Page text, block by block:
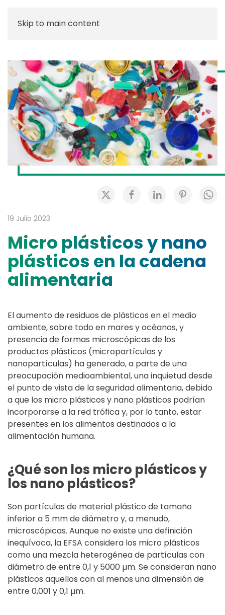
Skip to main content
19 Julio 2023
Micro plásticos y nano
plásticos en la cadena
alimentaria
El aumento de residuos de plásticos en el medio
ambiente, sobre todo en mares y océanos, y
presencia de formas microscópicas de los
productos plásticos (micropartículas y
nanopartículas) ha generado, a parte de una
preocupación medioambiental, una inquietud desde
el punto de vista de la seguridad alimentaria, debido
a que los micro plásticos y nano plásticos podrían
incorporarse a la red trófica y, por lo tanto, estar
presentes en los alimentos destinados a la
alimentación humana.
¿Qué son los micro plásticos y
los nano plásticos?
Son partículas de material plástico de tamaño
inferior a 5 mm de diámetro y, a menudo,
microscópicas. Aunque no existe una definición
inequívoca, la EFSA considera los micro plásticos
como una mezcla heterogénea de partículas con
diámetro de entre 0,1 y 5000 µm. Se consideran nano
plásticos aquellos con al menos una dimensión de
entre 0,001 y 0,1 µm.